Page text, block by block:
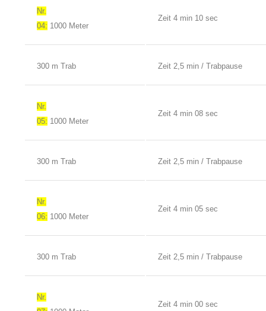
Nr.
04: 1000 Meter
Zeit 4 min 10 sec
300 m Trab Zeit 2,5 min / Trabpause
Nr.
05: 1000 Meter
Zeit 4 min 08 sec
300 m Trab Zeit 2,5 min / Trabpause
Nr.
06: 1000 Meter
Zeit 4 min 05 sec
300 m Trab Zeit 2,5 min / Trabpause
Nr.
Zeit 4 min 00 sec